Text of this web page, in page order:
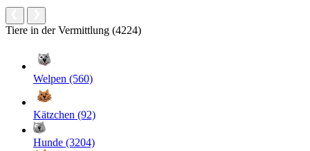
Tiere in der Vermittlung (4224)
Welpen (560)
Kätzchen (92)
Hunde (3204)